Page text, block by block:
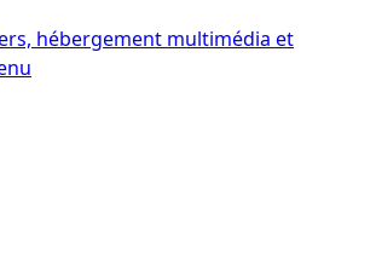
hébergement multimédia et